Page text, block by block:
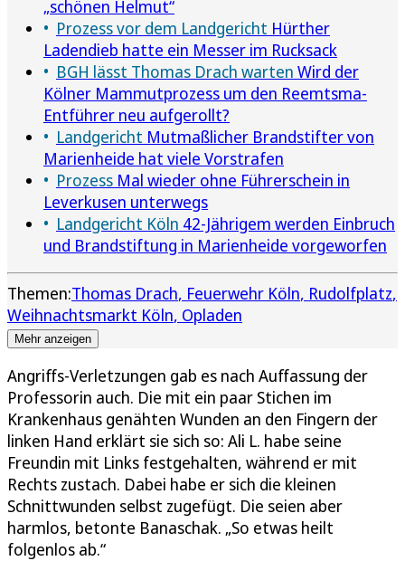
„schönen Helmut“
Prozess vor dem Landgericht Hürther
Ladendieb hatte ein Messer im Rucksack
BGH lässt Thomas Drach warten Wird der
Kölner Mammutprozess um den Reemtsma-
Entführer neu aufgerollt?
Landgericht Mutmaßlicher Brandstifter von
Marienheide hat viele Vorstrafen
Prozess Mal wieder ohne Führerschein in
Leverkusen unterwegs
Landgericht Köln 42-Jährigem werden Einbruch
und Brandstiftung in Marienheide vorgeworfen
Themen:Thomas Drach Feuerwehr Köln Rudolfplatz
Weihnachtsmarkt Köln Opladen
Mehr anzeigen
Angriffs-Verletzungen gab es nach Auffassung der
Professorin auch. Die mit ein paar Stichen im
Krankenhaus genähten Wunden an den Fingern der
linken Hand erklärt sie sich so: Ali L. habe seine
Freundin mit Links festgehalten, während er mit
Rechts zustach. Dabei habe er sich die kleinen
Schnittwunden selbst zugefügt. Die seien aber
harmlos, betonte Banaschak. „So etwas heilt
folgenlos ab.“